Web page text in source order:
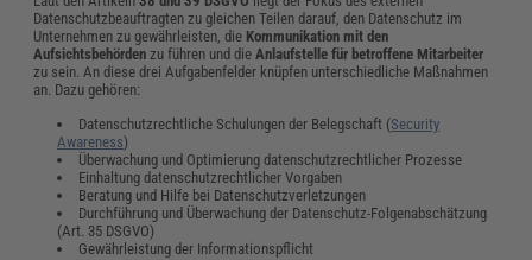
Datenschutzbeauftragten zu gleichen Teilen darauf, den Datenschutz im
Unternehmen zu gewährleisten, die Kommunikation mit den
Aufsichtsbehörden zu führen und dieAnlaufstelle für betroffene Mitarbeiter
zu sein. An diese drei Aufgabenfelder knüpfen unterschiedliche Maßnahmen
an. Dazu gehören:
Datenschutzrechtliche Schulungen der Belegschaft (Security
Awareness)
Überwachung und Optimierung datenschutzrechtlicher Prozesse
Einhaltung datenschutzrechtlicher Vorgaben
Beratung und Hilfe bei Datenschutzverletzungen
Durchführung und Überwachung der Datenschutz-Folgenabschätzung
(Art. 35 DSGVO)
Gewährleistung der Informationspflicht